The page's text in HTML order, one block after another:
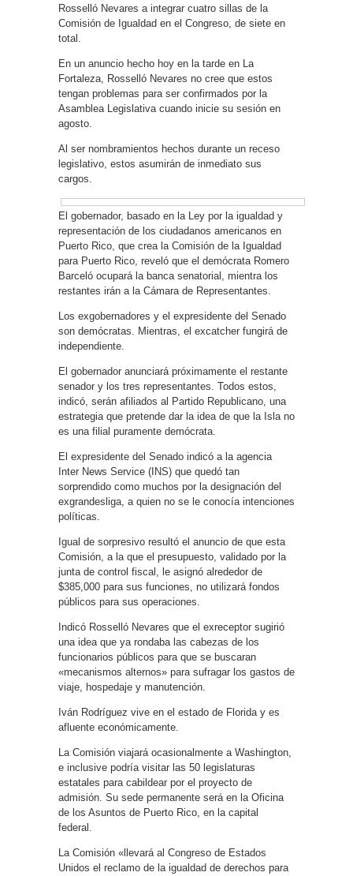
Rosselló Nevares a integrar cuatro sillas de la
Comisión de Igualdad en el Congreso, de siete en
total.
En un anuncio hecho hoy en la tarde en La
Fortaleza, Rosselló Nevares no cree que estos
tengan problemas para ser confirmados por la
Asamblea Legislativa cuando inicie su sesión en
agosto.
Al ser nombramientos hechos durante un receso
legislativo, estos asumirán de inmediato sus
cargos.
El gobernador, basado en la Ley por la igualdad y
representación de los ciudadanos americanos en
Puerto Rico, que crea la Comisión de la Igualdad
para Puerto Rico, reveló que el demócrata Romero
Barceló ocupará la banca senatorial, mientra los
restantes irán a la Cámara de Representantes.
Los exgobernadores y el expresidente del Senado
son demócratas. Mientras, el excatcher fungirá de
independiente.
El gobernador anunciará próximamente el restante
senador y los tres representantes. Todos estos,
indicó, serán afiliados al Partido Republicano, una
estrategia que pretende dar la idea de que la Isla no
es una filial puramente demócrata.
El expresidente del Senado indicó a la agencia
Inter News Service (INS) que quedó tan
sorprendido como muchos por la designación del
exgrandesliga, a quien no se le conocía intenciones
políticas.
Igual de sorpresivo resultó el anuncio de que esta
Comisión, a la que el presupuesto, validado por la
junta de control fiscal, le asignó alrededor de
$385,000 para sus funciones, no utilizará fondos
públicos para sus operaciones.
Indicó Rosselló Nevares que el exreceptor sugirió
una idea que ya rondaba las cabezas de los
funcionarios públicos para que se buscaran
«mecanismos alternos» para sufragar los gastos de
viaje, hospedaje y manutención.
Iván Rodríguez vive en el estado de Florida y es
afluente económicamente.
La Comisión viajará ocasionalmente a Washington,
e inclusive podría visitar las 50 legislaturas
estatales para cabildear por el proyecto de
admisión. Su sede permanente será en la Oficina
de los Asuntos de Puerto Rico, en la capital
federal.
La Comisión «llevará al Congreso de Estados
Unidos el reclamo de la igualdad de derechos para